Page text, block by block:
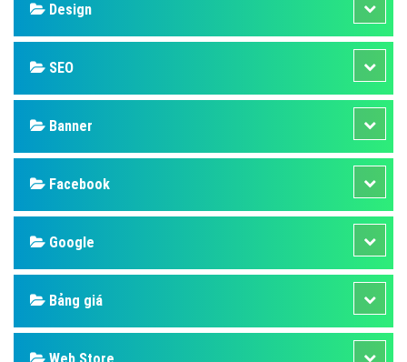
Design
SEO
Banner
Facebook
Google
Bảng giá